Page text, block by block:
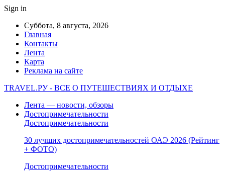
Sign in
Суббота, 8 августа, 2026
Главная
Контакты
Лента
Карта
Реклама на сайте
TRAVEL.РУ - ВСЕ О ПУТЕШЕСТВИЯХ И ОТДЫХЕ
Лента — новости, обзоры
Достопримечательности
Достопримечательности
30 лучших достопримечательностей ОАЭ 2026 (Рейтинг
+ ФОТО)
Достопримечательности